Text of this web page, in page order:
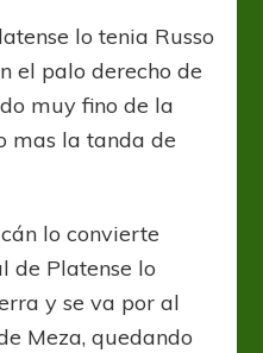
lo tenia Russo
el palo derecho de
muy fino de la
mas la tanda de
lo convierte
de Platense lo
y se va por al
Meza, quedando